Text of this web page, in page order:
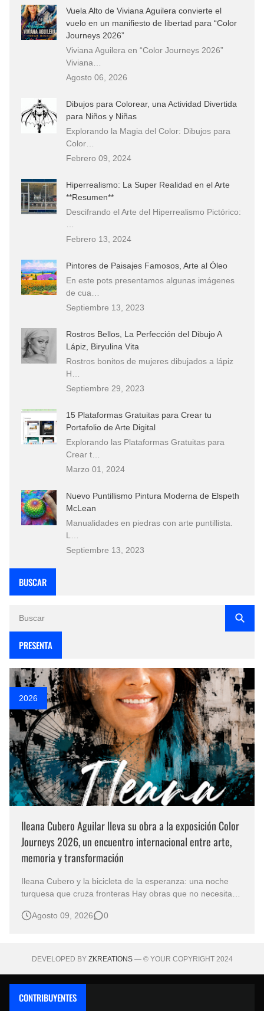
Vuela Alto de Viviana Aguilera convierte el
vuelo en un manifiesto de libertad para “Color
Journeys 2026”
Viviana Aguilera en “Color Journeys 2026”
Viviana…
Agosto 06, 2026
Dibujos para Colorear, una Actividad Divertida
para Niños y Niñas
Explorando la Magia del Color: Dibujos para
Color…
Febrero 09, 2024
Hiperrealismo: La Super Realidad en el Arte
**Resumen**
Descifrando el Arte del Hiperrealismo Pictórico:
Febrero 13, 2024
Pintores de Paisajes Famosos, Arte al Óleo
En este pots presentamos algunas imágenes
de cua…
Septiembre 13, 2023
Rostros Bellos, La Perfección del Dibujo A
Lápiz, Biryulina Vita
Rostros bonitos de mujeres dibujados a lápiz
H…
Septiembre 29, 2023
15 Plataformas Gratuitas para Crear tu
Portafolio de Arte Digital
Explorando las Plataformas Gratuitas para
Crear t…
Marzo 01, 2024
Nuevo Puntillismo Pintura Moderna de Elspeth
McLean
Manualidades en piedras con arte puntillista.
L…
Septiembre 13, 2023
BUSCAR
PRESENTA
2026
Ileana Cubero Aguilar lleva su obra a la exposición Color
Journeys 2026, un encuentro internacional entre arte,
memoria y transformación
Ileana Cubero y la bicicleta de la esperanza: una noche
turquesa que cruza fronteras Hay obras que no necesitan
mundo reconocible. En Noche turqueza, de la artista
Agosto 09, 2026 0
DEVELOPED BY ZKREATIONS— © YOUR COPYRIGHT 2024
CONTRIBUYENTES